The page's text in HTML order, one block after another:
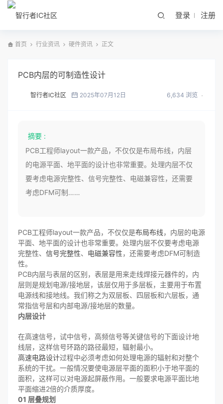
登录 注册
首页 行业资讯 硬件资讯 正文
PCB内层的可制造性设计
智行者IC社区 2025年07月12日 6,634 浏览
摘要 :
PCB工程师layout一款产品，不仅仅是布局布线，内层
的电源平面、地平面的设计也非常重要。处理内层不仅
要考虑电源完整性、信号完整性、电磁兼容性，还需要
考虑DFM可制……
PCB工程师layout一款产品，不仅仅是布局布线，内层的电源
平面、地平面的设计也非常重要。处理内层不仅要考虑电源
完整性、 信号完整性、 电磁兼容性，还需要考虑DFM可制造
性。
PCB内层与表层的区别，表层是用来走线焊接元器件的，内
层则是规划电源/接地层，该层仅用于多层板，主要用于布置
电源线和接地线。我们称之为双层板、四层板和六层板，通
常指信号层和内部电源/接地层的数量。
内层设计
在高速信号，试中信号，高频信号等关键信号的下面设计地
线层，这样信号环路的路径最短，辐射最小。
高速电路设计过程中必须考虑如何处理电源的辐射和对整个
系统的干扰。一般情况要使电源层平面的面积小于地平面的
面积，这样可以对电源起屏蔽作用。一般要求电源平面比地
平面缩进2倍的介质厚度。
01 层叠规划